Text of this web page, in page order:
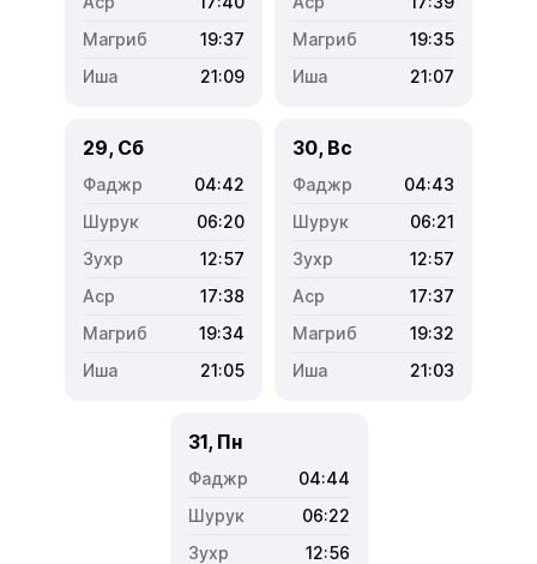
19:37
21:09
19:35
21:07
29, Сб
04:42
06:20
12:57
17:38
19:34
21:05
30, Вс
04:43
06:21
12:57
17:37
19:32
21:03
31, Пн
04:44
06:22
12:56